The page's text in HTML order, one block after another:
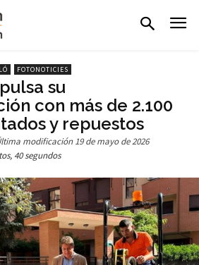
FOTONOTICIES
su
con más de 2.100
y repuestos
modificación 19 de mayo de 2026
40 segundos